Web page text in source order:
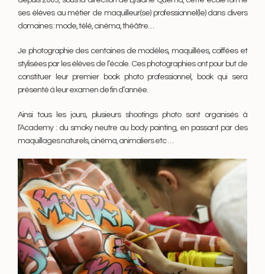
ses élèves au métier de maquilleur(se) professionnel(le) dans divers
domaines : mode, télé, cinéma, théâtre…
Je photographie des centaines de modèles, maquillées, coiffées et
stylisées par les élèves de l’école. Ces photographies ont pour but de
constituer leur premier book photo professionnel, book qui sera
présenté à leur examen de fin d’année.
Ainsi tous les jours, plusieurs shootings photo sont organisés à
l’Academy : du smoky neutre au body painting, en passant par des
maquillages naturels, cinéma, animaliers etc …